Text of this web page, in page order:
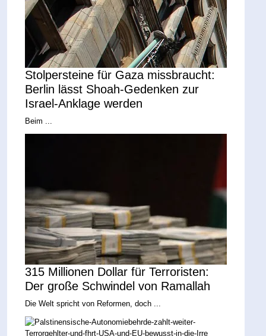
Stolpersteine für Gaza missbraucht:
Berlin lässt Shoah-Gedenken zur
Israel-Anklage werden
Beim ...
315 Millionen Dollar für Terroristen:
Der große Schwindel von Ramallah
Die Welt spricht von Reformen, doch ...